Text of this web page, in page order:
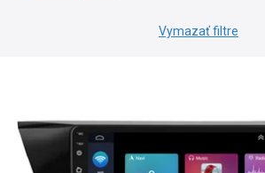
Vymazať filtre